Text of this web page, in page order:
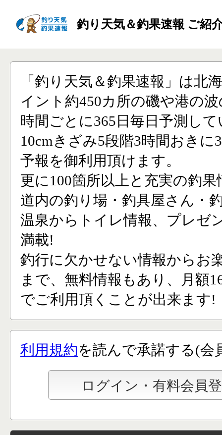
釣り天気＆釣果速報 ご紹
「釣り天気＆釣果速報」は北
イント約450カ所の磯や港の
時間ごとに365日毎日予測し
10cmきざみ5段階3時間おきに
予報を御利用頂けます。
更に100箇所以上と充実の釣果
道内の釣り場・釣具屋さん・
温泉からトイレ情報、プレゼ
満載!
釣行に欠かせない情報からお
まで、無料情報もあり、月額
でご利用頂くことが出来ます!
利用規約を読んで承諾する(会